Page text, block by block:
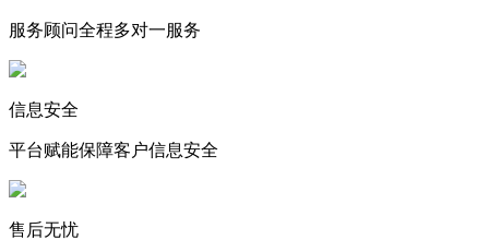
服务顾问全程多对一服务
信息安全
平台赋能保障客户信息安全
售后无忧